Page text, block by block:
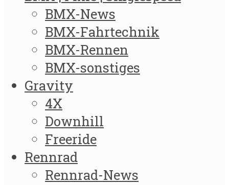
BMX-News
BMX-Fahrtechnik
BMX-Rennen
BMX-sonstiges
Gravity
4X
Downhill
Freeride
Rennrad
Rennrad-News